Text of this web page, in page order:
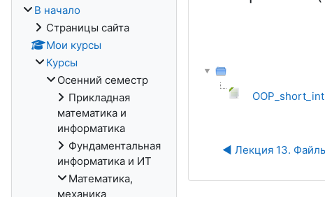
◀︎ Лекция 13.
В начало
Страницы сайта
Мои курсы
Курсы
Осенний семестр
Прикладная
математика и
информатика
Фундаментальная
информатика и ИТ
Математика,
механика